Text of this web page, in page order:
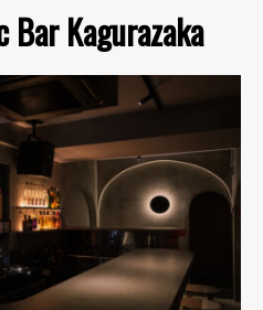
Bar Kagurazaka